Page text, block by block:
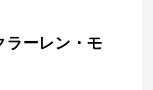
ラーレン・モ